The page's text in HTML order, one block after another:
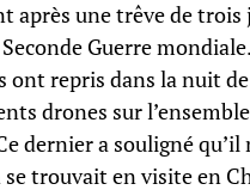
une trêve de trois
Guerre
ont repris dans la nuit
drones sur
dernier a souligné qu’il
trouvait en visite en